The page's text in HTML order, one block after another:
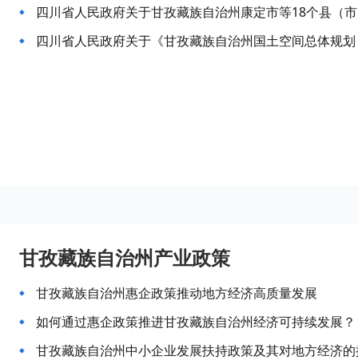
四川省人民政府关于《甘孜藏族自治州国土空间总体规
甘孜藏族自治州产业政策
甘孜藏族自治州惠企政策推动地方经济高质量发展
如何通过惠企政策推进甘孜藏族自治州经济可持续发展？
甘孜藏族自治州中小企业发展扶持政策及其对地方经济